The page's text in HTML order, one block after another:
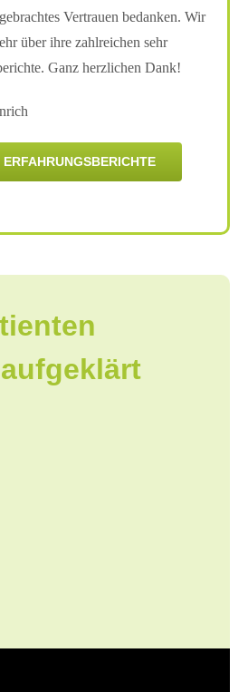
Vertrauen bedanken. Wir
über ihre zahlreichen sehr
Ganz herzlichen Dank!